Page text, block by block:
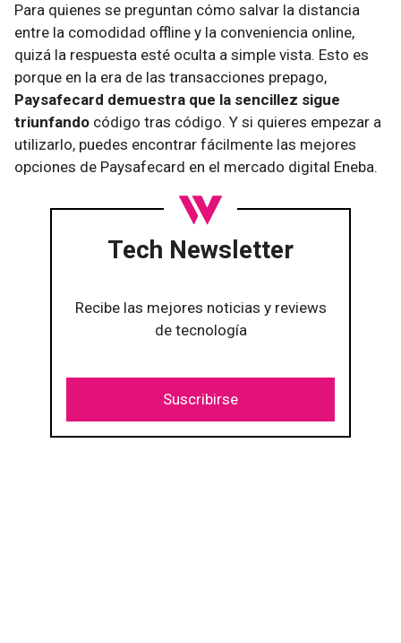
Para quienes se preguntan cómo salvar la distancia
entre la comodidad offline y la conveniencia online,
quizá la respuesta esté oculta a simple vista. Esto es
porque en la era de las transacciones prepago,
Paysafecard demuestra que la sencillez sigue
triunfando código tras código. Y si quieres empezar a
utilizarlo, puedes encontrar fácilmente las mejores
opciones de Paysafecard en el mercado digital Eneba.
Tech Newsletter
Recibe las mejores noticias y reviews
de tecnología
Suscribirse